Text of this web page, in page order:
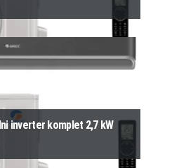
inverter komplet 2,7 kW